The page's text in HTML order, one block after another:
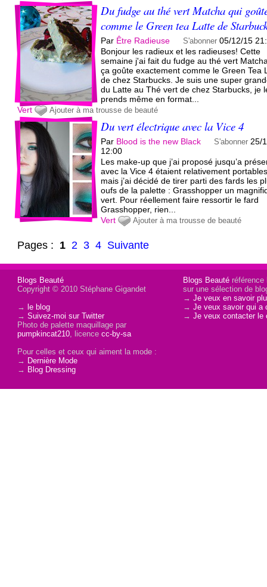
Du fudge au thé vert Matcha qui
comme le Green tea Latte de
Par Être Radieuse S'abonner 05/12/15
Bonjour les radieux et les radieuses! Cette
semaine j'ai fait du fudge au thé vert
ça goûte exactement comme le Green Tea
de chez Starbucks. Je suis une super
du Latte au Thé vert de chez Starbucks, je
prends même en format...
Vert
Ajouter à ma trousse de beauté
Du vert électrique avec la Vice 4
Par Blood is the new Black S'abonner 25/
12:00
Les make-up que j’ai proposé jusqu’a
avec la Vice 4 étaient relativement
mais j’ai décidé de tirer parti des fards les
oufs de la palette : Grasshopper un
vert. Pour réellement faire ressortir le fard
Grasshopper, rien...
Vert
Ajouter à ma trousse de beauté
Pages : 1 2 3 4 Suivante
Blogs Beauté
Copyright © 2010 Stéphane Gigandet
→ le blog
→Suivez-moi sur Twitter
Blogs Beauté référence
sur une sélection de
→Je veux en savoir
→Je veux savoir qui a
→Je veux contacter le
Photo de palette maquillage par
pumpkincat210, licencecc-by-sa
Pour celles et ceux qui aiment la mode :
→ Dernière Mode
→ Blog Dressing